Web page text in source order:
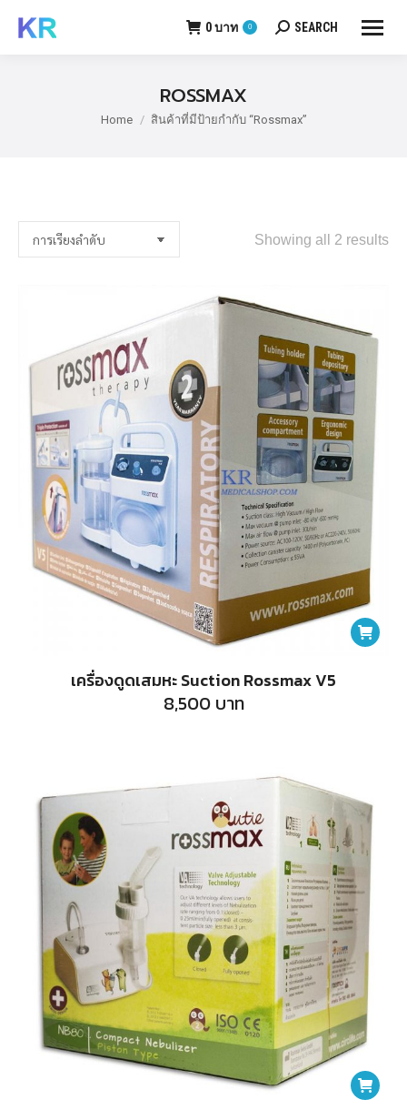
0บาท 0 Search:
SEARCH
ROSSMAX
You are here:
Home สินค้าที่มีป้ายกำกับ “Rossmax”
Showing all 2 results
เครื่องดูดเสมหะ Suction Rossmax V5
8,500บาท